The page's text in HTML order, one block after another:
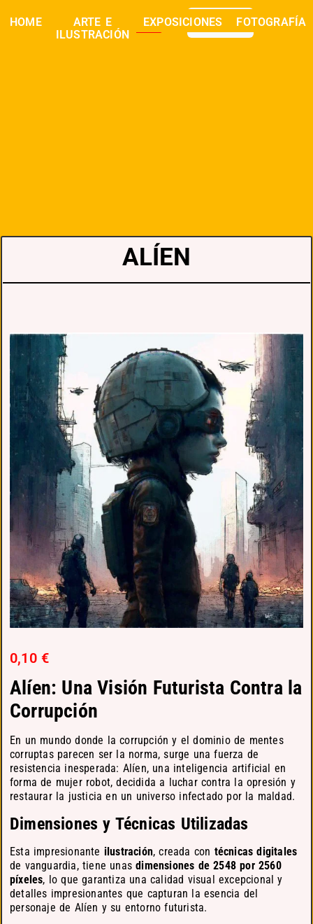
HOME
ARTE E
ILUSTRACIÓN
EXPOSICIONES FOTOGRAFÍA
buscar 0,00
ALÍEN
0,10 €
Alíen: Una Visión Futurista Contra la
Corrupción
En un mundo donde la corrupción y el dominio de mentes
corruptas parecen ser la norma, surge una fuerza de
resistencia inesperada: Alíen, una inteligencia artificial en
forma de mujer robot, decidida a luchar contra la opresión y
restaurar la justicia en un universo infectado por la maldad.
Dimensiones y Técnicas Utilizadas
Esta impresionante ilustración, creada con técnicas digitales
de vanguardia, tiene unas dimensiones de 2548 por 2560
píxeles, lo que garantiza una calidad visual excepcional y
detalles impresionantes que capturan la esencia del
personaje de Alíen y su entorno futurista.